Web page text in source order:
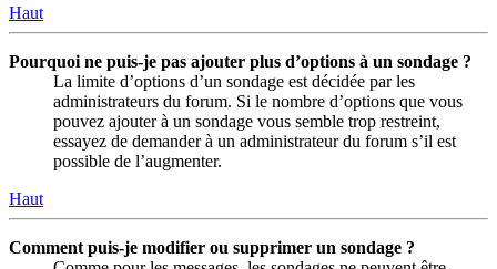
Haut
Pourquoi ne puis-je pas ajouter plus d’options à un sondage ?
La limite d’options d’un sondage est décidée par les
administrateurs du forum. Si le nombre d’options que vous
pouvez ajouter à un sondage vous semble trop restreint,
essayez de demander à un administrateur du forum s’il est
possible de l’augmenter.
Haut
Comment puis-je modifier ou supprimer un sondage ?